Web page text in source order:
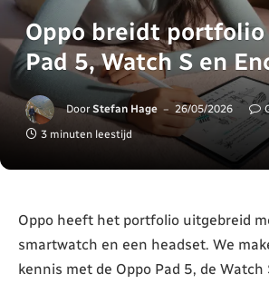
Oppo breidt
Pad 5, Watch S en
Door Stefan Hage 26/05/2026
3 minuten leestijd
Oppo heeft het portfolio uitgebreid
smartwatch en een headset. We
kennis met de Oppo Pad 5, de Watch